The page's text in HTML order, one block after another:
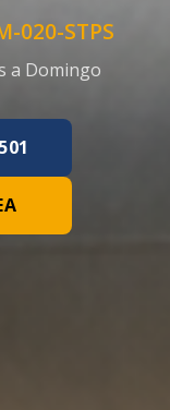
020-STPS
a Domingo